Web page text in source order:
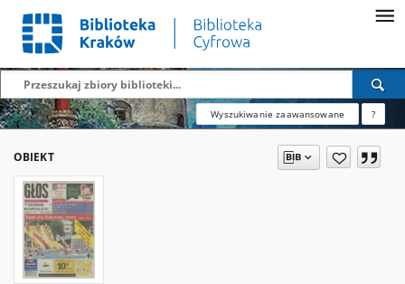
Wyszukiwanie zaawansowane ?
OBIEKT